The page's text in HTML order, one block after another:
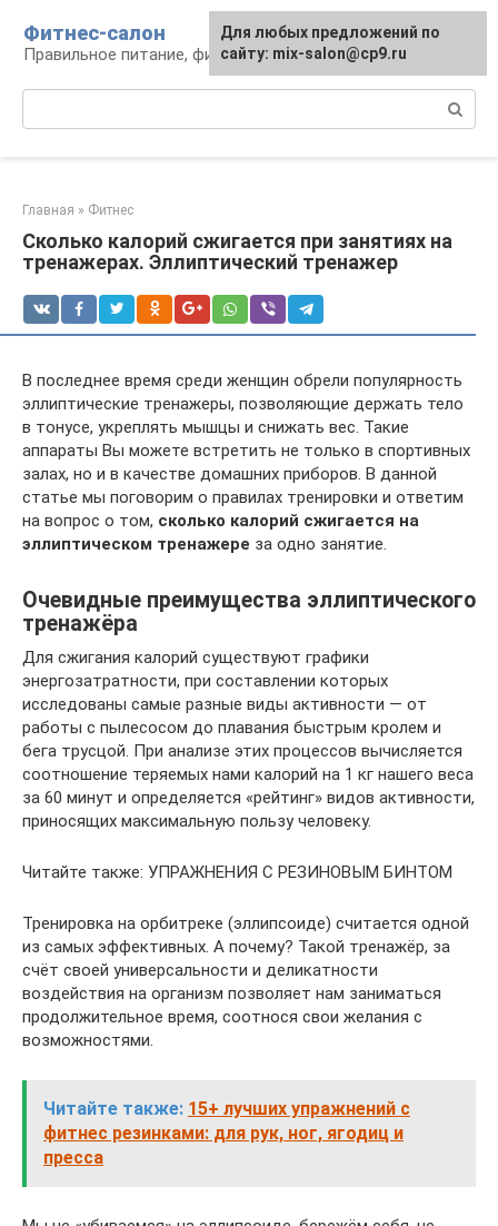
контенту
Фитнес-салон
Правильное питание, фитнес, образ жизни
Главная » Фитнес
Сколько калорий сжигается при занятиях на
тренажерах. Эллиптический тренажер
В последнее время среди женщин обрели популярность
эллиптические тренажеры, позволяющие держать тело
в тонусе, укреплять мышцы и снижать вес. Такие
аппараты Вы можете встретить не только в спортивных
залах, но и в качестве домашних приборов. В данной
статье мы поговорим о правилах тренировки и ответим
на вопрос о том, сколько калорий сжигается на
эллиптическом тренажере за одно занятие.
Очевидные преимущества эллиптического
тренажёра
Для сжигания калорий существуют графики
энергозатратности, при составлении которых
исследованы самые разные виды активности — от
работы с пылесосом до плавания быстрым кролем и
бега трусцой. При анализе этих процессов вычисляется
соотношение теряемых нами калорий на 1 кг нашего веса
за 60 минут и определяется «рейтинг» видов активности,
приносящих максимальную пользу человеку.
Читайте также: УПРАЖНЕНИЯ С РЕЗИНОВЫМ БИНТОМ
Тренировка на орбитреке (эллипсоиде) считается одной
из самых эффективных. А почему? Такой тренажёр, за
счёт своей универсальности и деликатности
воздействия на организм позволяет нам заниматься
продолжительное время, соотнося свои желания с
возможностями.
Читайте также: 15+ лучших упражнений с
фитнес резинками: для рук, ног, ягодиц и
пресса
Для любых предложений по
сайту: mix-salon@cp9.ru